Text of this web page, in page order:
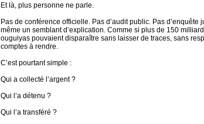
Et là, plus personne ne parle.
Pas de conférence officielle. Pas d’audit public. Pas d’enquête
même un semblant d’explication. Comme si plus de 150
ouguiyas pouvaient disparaître sans laisser de traces, sans
comptes à rendre.
C’est pourtant simple :
Qui a collecté l’argent ?
Qui l’a détenu ?
Qui l’a transféré ?